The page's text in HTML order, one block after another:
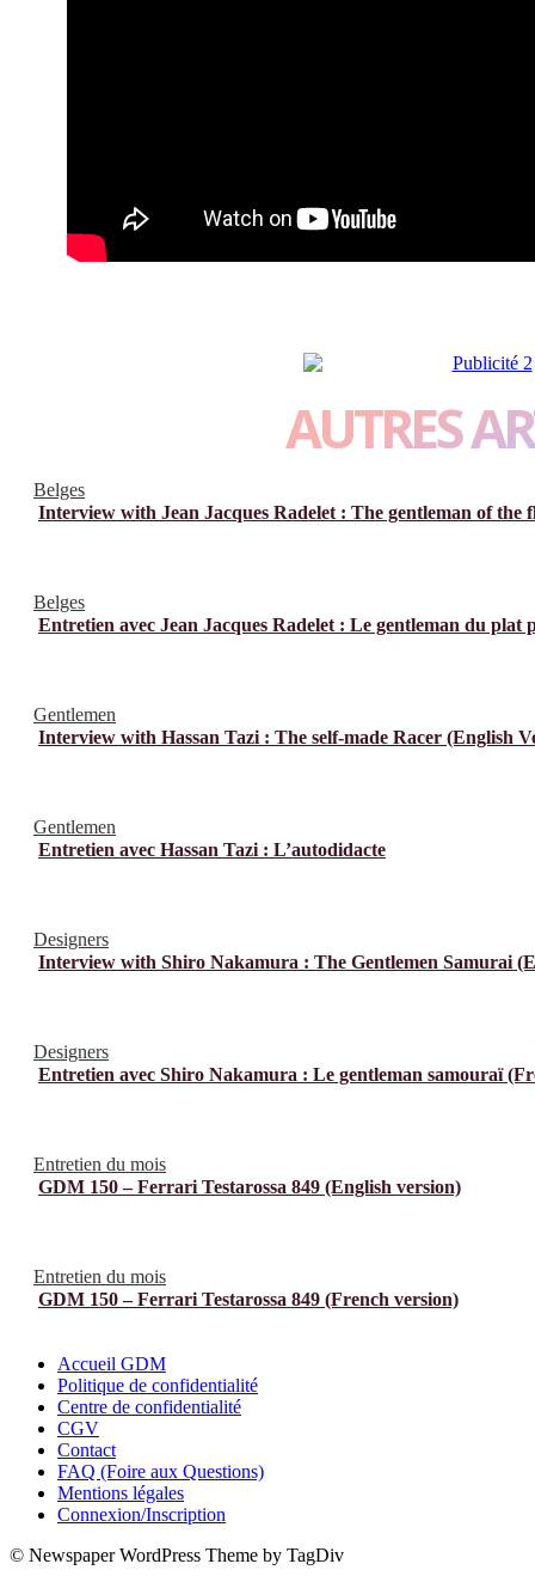
AUTRES
Belges
Interview with Jean Jacques Radelet : The gentleman of the
Belges
Entretien avec Jean Jacques Radelet : Le gentleman du plat
Gentlemen
Interview with Hassan Tazi : The self-made Racer (English
Gentlemen
Entretien avec Hassan Tazi : L’autodidacte
Designers
Interview with Shiro Nakamura : The Gentlemen Samurai
Designers
Entretien avec Shiro Nakamura : Le gentleman samouraï
Entretien du mois
GDM 150 – Ferrari Testarossa 849 (English version)
Entretien du mois
GDM 150 – Ferrari Testarossa 849 (French version)
Accueil GDM
Politique de confidentialité
Centre de confidentialité
CGV
Contact
FAQ (Foire aux Questions)
Mentions légales
Connexion/Inscription
© Newspaper WordPress Theme by TagDiv